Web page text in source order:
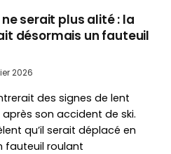
serait plus alité : la
désormais un fauteuil
2026
des signes de lent
son accident de ski.
qu’il serait déplacé en
fauteuil roulant